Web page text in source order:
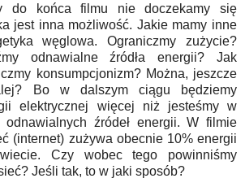
do końca filmu nie doczekamy się
jest inna możliwość. Jakie mamy inne
węglowa. Ograniczmy zużycie?
odnawialne źródła energii? Jak
konsumpcjonizm? Można, jeszcze
Bo w dalszym ciągu będziemy
elektrycznej więcej niż jesteśmy w
źródeł energii. W filmie
(internet) zużywa obecnie 10% energii
Czy wobec tego powinniśmy
Jeśli tak, to w jaki sposób?